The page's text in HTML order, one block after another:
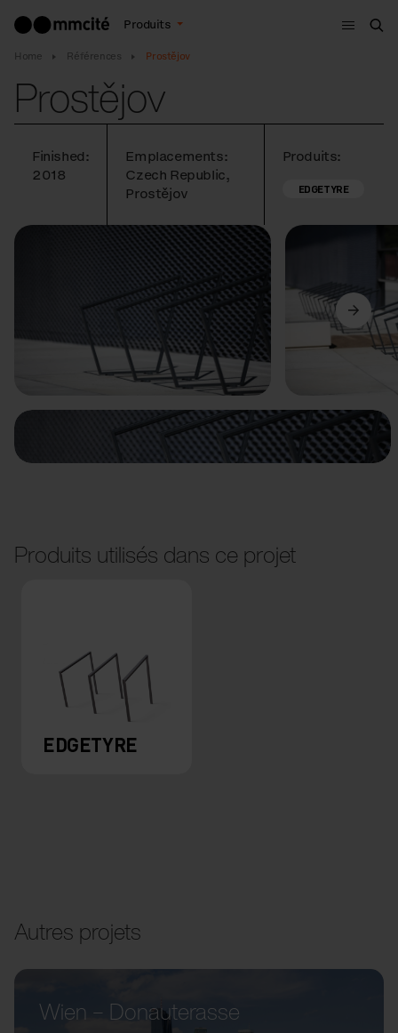
Produits
Menu
Home Références Prostějov
Prostějov
Finished:
2018
Emplacements:
Czech Republic,
Prostějov
Produits:
EDGETYRE
Précédent Suivant
Produits utilisés dans ce projet
EDGETYRE
Autres projets
Wien – Donauterasse